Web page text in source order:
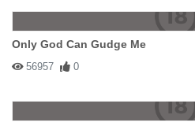
Only God Can Gudge Me
56957 0